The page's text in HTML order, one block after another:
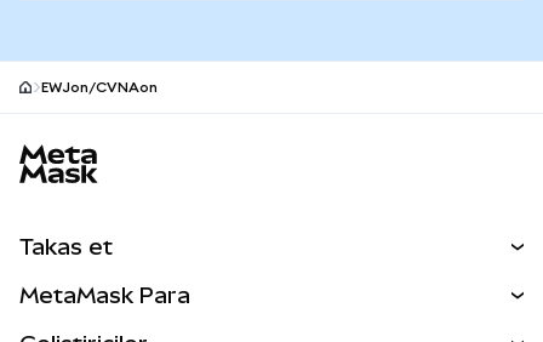
EWJon/CVNAon
Takas et
MetaMask Para